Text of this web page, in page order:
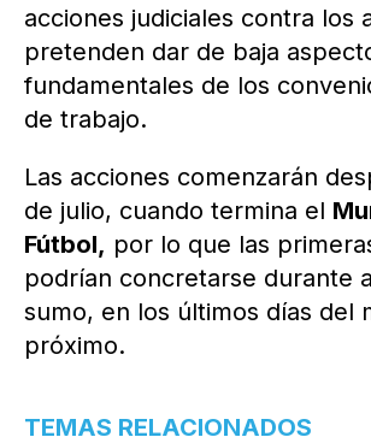
acciones judiciales contra los
pretenden dar de baja
fundamentales de los
de trabajo.
Las acciones comenzarán
de julio, cuando termina el
Fútbol, por lo que las
podrían concretarse durante
sumo, en los últimos días del
próximo.
TEMAS RELACIONADOS